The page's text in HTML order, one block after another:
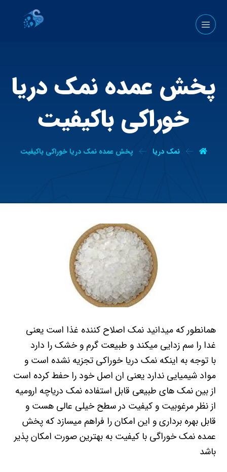
پخش عمده نمک دریا
خوراکی باکیفیت
نمک دریا پخش عمده نمک دریا خوراکی باکیفیت
همانطور که میدانید نمک اصلاح کننده غذا است یعنی
غدا را سم زدایی میکند و طبیعت گرم و خشک را دارد
با توجه به اینکه نمک دریا خوراکی تجزیه نشده است و
مواد شیمیایی ندارد یعنی ان اصل خود را حفط کرده است
از بین نمک های طبیعی قابل استفاده نمک دریاچه ارومیه
از نظر مرغوبیت و کیفیت در سطح خیلی عالی هست و
قابل بهره برداری و این امکان را فراهم میسازد که پخش
عمده نمک خوراگی با کیفیت به بهترین صورت امکان پذیر
باشد